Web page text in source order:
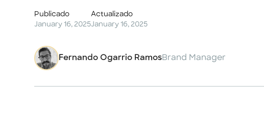
Publicado
January 16, 2025
Actualizado
January 16, 2025
Fernando Ogarrio RamosBrand Manager